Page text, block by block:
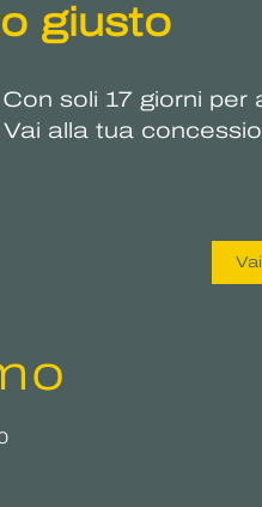
giusto
soli 17 giorni
alla tua